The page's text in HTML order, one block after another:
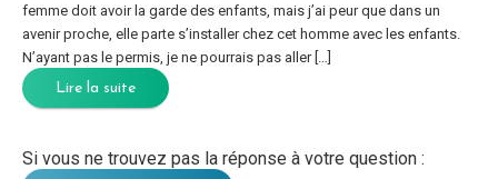
femme doit avoir la garde des enfants, mais j’ai peur que dans un
avenir proche, elle parte s’installer chez cet homme avec les enfants.
N’ayant pas le permis, je ne pourrais pas aller […]
Lire la suite
Si vous ne trouvez pas la réponse à votre question :